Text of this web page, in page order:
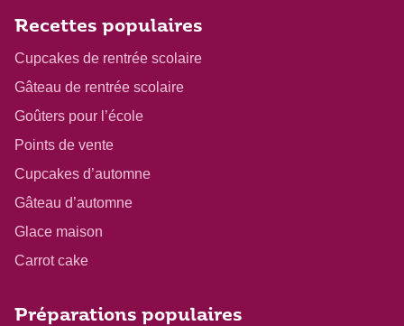
Recettes populaires
Cupcakes de rentrée scolaire
Gâteau de rentrée scolaire
Goûters pour l’école
Points de vente
Cupcakes d’automne
Gâteau d’automne
Glace maison
Carrot cake
Préparations populaires